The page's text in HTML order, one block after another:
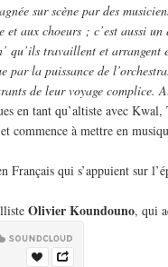
sur scène par des
et aux choeurs ; c’est aussi
qu’ils travaillent et
par la puissance de
de leur voyage
en tant qu’altiste avec
commence à mettre en
Français qui s’appuient sur
Olivier Koundouno, qui